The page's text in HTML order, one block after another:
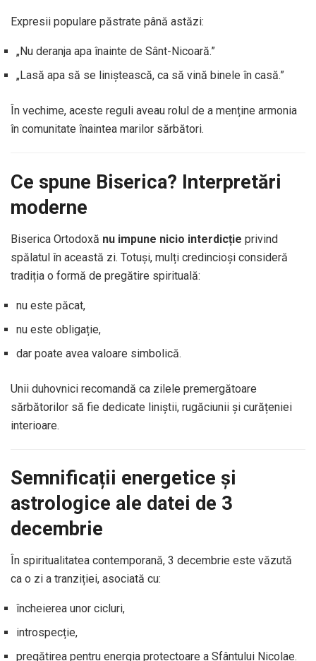
Expresii populare păstrate până astăzi:
„Nu deranja apa înainte de Sânt-Nicoară.”
„Lasă apa să se liniștească, ca să vină binele în casă.”
În vechime, aceste reguli aveau rolul de a menține armonia
în comunitate înaintea marilor sărbători.
Ce spune Biserica? Interpretări
moderne
Biserica Ortodoxă nu impune nicio interdicție privind
spălatul în această zi. Totuși, mulți credincioși consideră
tradiția o formă de pregătire spirituală:
nu este păcat,
nu este obligație,
dar poate avea valoare simbolică.
Unii duhovnici recomandă ca zilele premergătoare
sărbătorilor să fie dedicate liniștii, rugăciunii și curățeniei
interioare.
Semnificații energetice și
astrologice ale datei de 3
decembrie
În spiritualitatea contemporană, 3 decembrie este văzută
ca o zi a tranziției, asociată cu:
încheierea unor cicluri,
introspecție,
pregătirea pentru energia protectoare a Sfântului Nicolae.